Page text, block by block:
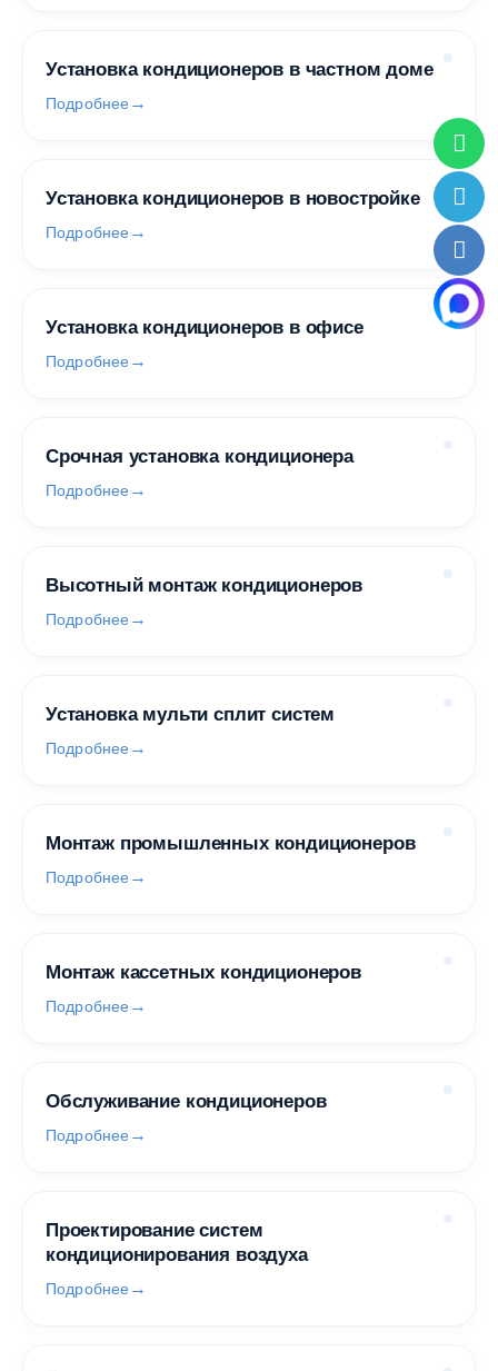
Установка кондиционеров в частном доме
Подробнее
Установка кондиционеров в новостройке
Подробнее
Установка кондиционеров в офисе
Подробнее
Срочная установка кондиционера
Подробнее
Высотный монтаж кондиционеров
Подробнее
Установка мульти сплит систем
Подробнее
Монтаж промышленных кондиционеров
Подробнее
Монтаж кассетных кондиционеров
Подробнее
Обслуживание кондиционеров
Подробнее
Проектирование систем
кондиционирования воздуха
Подробнее